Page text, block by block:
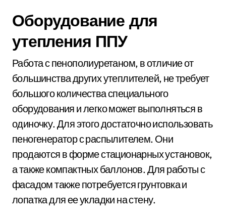
Оборудование для
утепления ППУ
Работа с пенополиуретаном, в отличие от
большинства других утеплителей, не требует
большого количества специального
оборудования и легко может выполняться в
одиночку. Для этого достаточно использовать
пеногенератор с распылителем. Они
продаются в форме стационарных установок,
а также компактных баллонов. Для работы с
фасадом также потребуется грунтовка и
лопатка для ее укладки на стену.